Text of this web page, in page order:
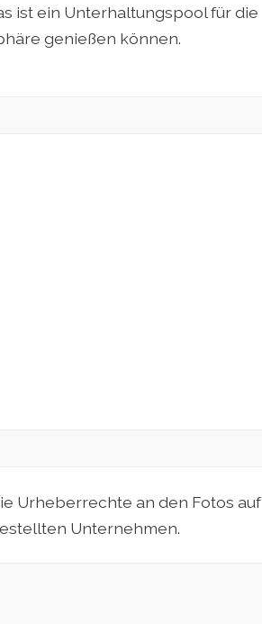
ist ein Unterhaltungspool für die
genießen können.
Urheberrechte an den Fotos auf
Unternehmen.